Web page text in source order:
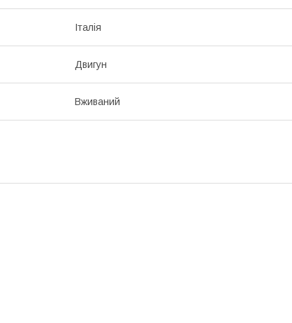
Італія
Двигун
Вживаний